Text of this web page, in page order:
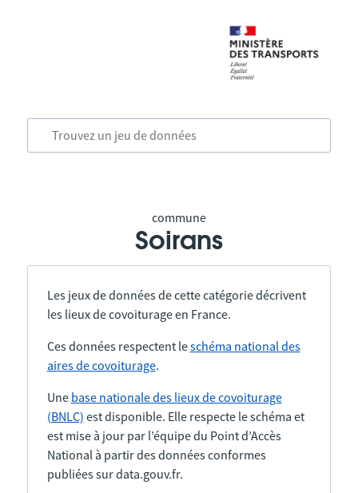
commune
Soirans
Les jeux de données de cette catégorie décrivent
les lieux de covoiturage en France.
Ces données respectent leschéma national des
aires de covoiturage.
Une base nationale des lieux de covoiturage
(BNLC) est disponible. Elle respecte le schéma et
est mise à jour par l’équipe du Point d’Accès
National à partir des données conformes
publiées sur data.gouv.fr.